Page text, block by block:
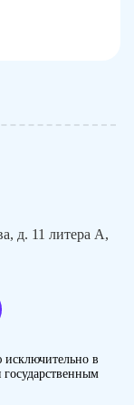
д. 11 литера А,
в
государственным